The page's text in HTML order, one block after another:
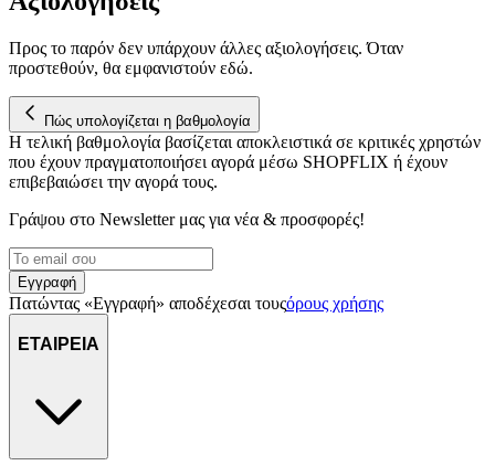
Προς το παρόν δεν υπάρχουν άλλες αξιολογήσεις. Όταν
προστεθούν, θα εμφανιστούν εδώ.
Πώς υπολογίζεται η βαθμολογία
Η τελική βαθμολογία βασίζεται αποκλειστικά σε κριτικές χρηστών
που έχουν πραγματοποιήσει αγορά μέσω SHOPFLIX ή έχουν
επιβεβαιώσει την αγορά τους.
Γράψου στο Νewsletter μας για νέα & προσφορές!
Εγγραφή
Πατώντας «Εγγραφή» αποδέχεσαι τουςόρους χρήσης
ΕΤΑΙΡΕΙΑ